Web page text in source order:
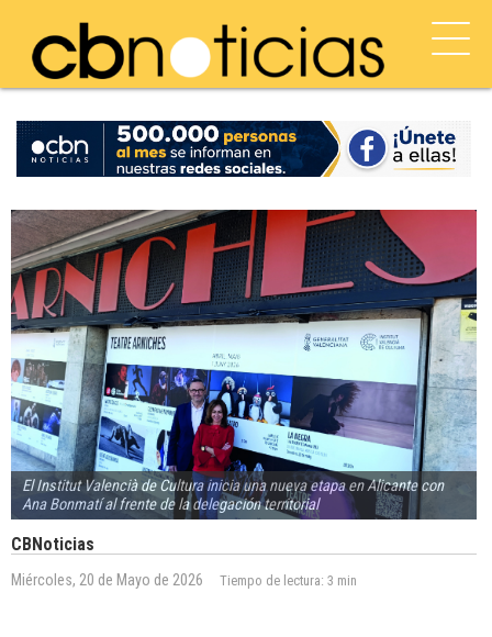
El Institut Valencià de Cultura inicia una nueva etapa en Alicante con
Ana Bonmatí al frente de la delegación territorial
CBNoticias
Miércoles, 20 de Mayo de 2026 Tiempo de lectura: 3 min